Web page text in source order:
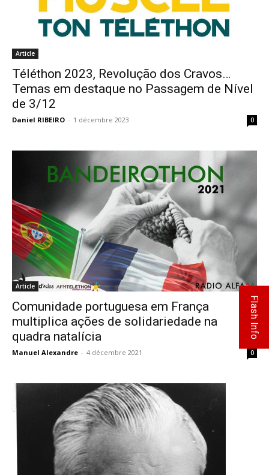
Article
Téléthon 2023, Revolução dos Cravos…
Temas em destaque no Passagem de Nível
de 3/12
Daniel RIBEIRO - 1 décembre 2023 0
Article
Comunidade portuguesa em França
multiplica ações de solidariedade na
quadra natalícia
Manuel Alexandre - 4 décembre 2021 0
Flash Info